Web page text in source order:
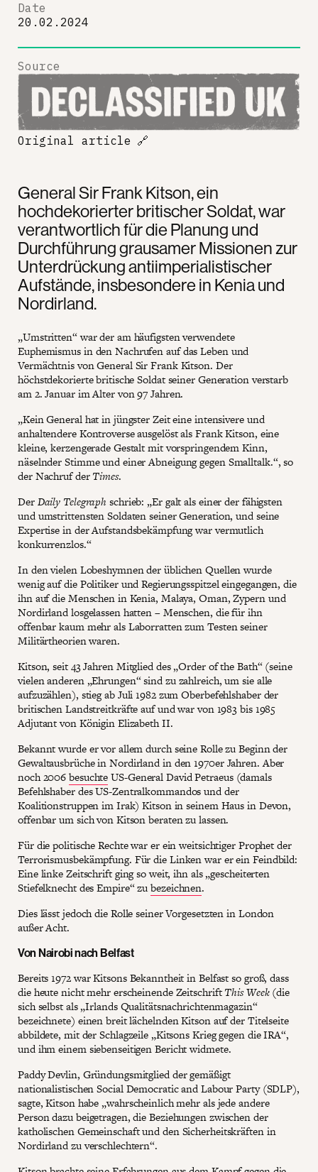
General Sir Frank Kitson, ein
hochdekorierter britischer Soldat, war
verantwortlich für die Planung und
Durchführung grausamer Missionen zur
Unterdrückung antiimperialistischer
Aufstände, insbesondere in Kenia und
Nordirland.
„Umstritten“ war der am häufigsten verwendete
Euphemismus in den Nachrufen auf das Leben und
Vermächtnis von General Sir Frank Kitson. Der
höchstdekorierte britische Soldat seiner Generation verstarb
am 2. Januar im Alter von 97 Jahren.
„Kein General hat in jüngster Zeit eine intensivere und
anhaltendere Kontroverse ausgelöst als Frank Kitson, eine
kleine, kerzengerade Gestalt mit vorspringendem Kinn,
näselnder Stimme und einer Abneigung gegen Smalltalk.“, so
der Nachruf derTimes.
DerDaily Telegraph schrieb: „Er galt als einer der fähigsten
und umstrittensten Soldaten seiner Generation, und seine
Expertise in der Aufstandsbekämpfung war vermutlich
konkurrenzlos.“
In den vielen Lobeshymnen der üblichen Quellen wurde
wenig auf die Politiker und Regierungsspitzel eingegangen, die
ihn auf die Menschen in Kenia, Malaya, Oman, Zypern und
Nordirland losgelassen hatten – Menschen, die für ihn
offenbar kaum mehr als Laborratten zum Testen seiner
Militärtheorien waren.
Kitson, seit 43 Jahren Mitglied des „Order of the Bath“ (seine
vielen anderen „Ehrungen“ sind zu zahlreich, um sie alle
aufzuzählen), stieg ab Juli 1982 zum Oberbefehlshaber der
britischen Landstreitkräfte auf und war von 1983 bis 1985
Adjutant von Königin Elizabeth II.
Bekannt wurde er vor allem durch seine Rolle zu Beginn der
Gewaltausbrüche in Nordirland in den 1970er Jahren. Aber
noch 2006besuchteUS-General David Petraeus (damals
Befehlshaber des US-Zentralkommandos und der
Koalitionstruppen im Irak) Kitson in seinem Haus in Devon,
offenbar um sich von Kitson beraten zu lassen.
Für die politische Rechte war er ein weitsichtiger Prophet der
Terrorismusbekämpfung. Für die Linken war er ein Feindbild:
Eine linke Zeitschrift ging so weit, ihn als „gescheiterten
Stiefelknecht des Empire“ zubezeichnen.
Dies lässt jedoch die Rolle seiner Vorgesetzten in London
außer Acht.
Von Nairobi nach Belfast
Bereits 1972 war Kitsons Bekanntheit in Belfast so groß, dass
die heute nicht mehr erscheinende ZeitschriftThis Week(die
sich selbst als „Irlands Qualitätsnachrichtenmagazin“
bezeichnete) einen breit lächelnden Kitson auf der Titelseite
abbildete, mit der Schlagzeile „Kitsons Krieg gegen die IRA“,
und ihm einem siebenseitigen Bericht widmete.
Paddy Devlin, Gründungsmitglied der gemäßigt
nationalistischen Social Democratic and Labour Party (SDLP),
sagte, Kitson habe „wahrscheinlich mehr als jede andere
Person dazu beigetragen, die Beziehungen zwischen der
katholischen Gemeinschaft und den Sicherheitskräften in
Nordirland zu verschlechtern“.
Date
20.02.2024
Source
Original article 🔗